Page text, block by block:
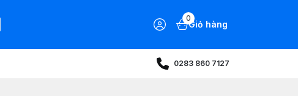
0
Giỏ hàng
0283 860 7127